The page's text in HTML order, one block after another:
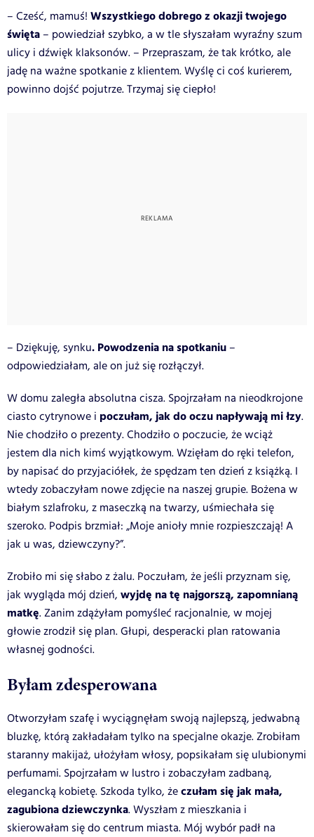
– Cześć, mamuś! Wszystkiego dobrego z okazji twojego
święta – powiedział szybko, a w tle słyszałam wyraźny szum
ulicy i dźwięk klaksonów. – Przepraszam, że tak krótko, ale
jadę na ważne spotkanie z klientem. Wyślę ci coś kurierem,
powinno dojść pojutrze. Trzymaj się ciepło!
– Dziękuję, synku. Powodzenia na spotkaniu –
odpowiedziałam, ale on już się rozłączył.
W domu zaległa absolutna cisza. Spojrzałam na nieodkrojone
ciasto cytrynowe i poczułam, jak do oczu napływają mi łzy.
Nie chodziło o prezenty. Chodziło o poczucie, że wciąż
jestem dla nich kimś wyjątkowym. Wzięłam do ręki telefon,
by napisać do przyjaciółek, że spędzam ten dzień z książką. I
wtedy zobaczyłam nowe zdjęcie na naszej grupie. Bożena w
białym szlafroku, z maseczką na twarzy, uśmiechała się
szeroko. Podpis brzmiał: „Moje anioły mnie rozpieszczają! A
jak u was, dziewczyny?”.
Zrobiło mi się słabo z żalu. Poczułam, że jeśli przyznam się,
jak wygląda mój dzień, wyjdę na tę najgorszą, zapomnianą
matkę. Zanim zdążyłam pomyśleć racjonalnie, w mojej
głowie zrodził się plan. Głupi, desperacki plan ratowania
własnej godności.
Byłam zdesperowana
Otworzyłam szafę i wyciągnęłam swoją najlepszą, jedwabną
bluzkę, którą zakładałam tylko na specjalne okazje. Zrobiłam
staranny makijaż, ułożyłam włosy, popsikałam się ulubionymi
perfumami. Spojrzałam w lustro i zobaczyłam zadbaną,
elegancką kobietę. Szkoda tylko, żeczułam się jak mała,
zagubiona dziewczynka. Wyszłam z mieszkania i
skierowałam się do centrum miasta. Mój wybór padł na